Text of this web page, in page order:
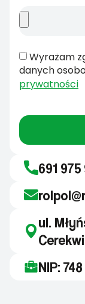
Wyrażam
danych
prywatności
691 975
ul.
NIP: